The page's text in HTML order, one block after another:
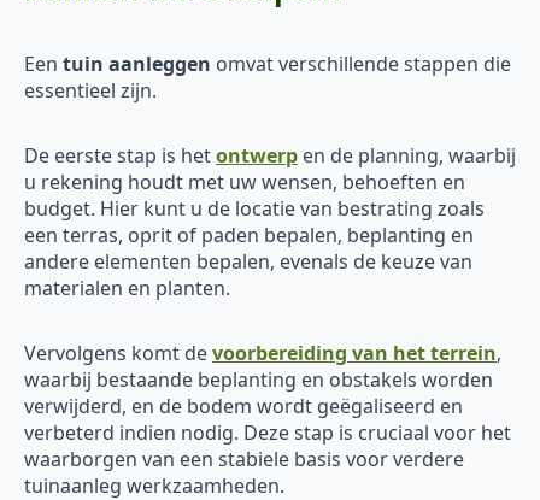
Een tuin aanleggen omvat verschillende stappen die
essentieel zijn.
De eerste stap is hetontwerp en de planning, waarbij
u rekening houdt met uw wensen, behoeften en
budget. Hier kunt u de locatie van bestrating zoals
een terras, oprit of paden bepalen, beplanting en
andere elementen bepalen, evenals de keuze van
materialen en planten.
Vervolgens komt devoorbereiding van het terrein,
waarbij bestaande beplanting en obstakels worden
verwijderd, en de bodem wordt geëgaliseerd en
verbeterd indien nodig. Deze stap is cruciaal voor het
waarborgen van een stabiele basis voor verdere
tuinaanleg werkzaamheden.